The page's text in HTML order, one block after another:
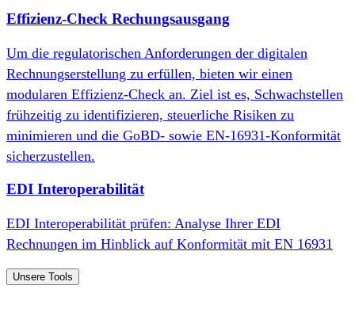
Effizienz-Check Rechungsausgang
Um die regulatorischen Anforderungen der digitalen
Rechnungserstellung zu erfüllen, bieten wir einen
modularen Effizienz‑Check an. Ziel ist es, Schwachstellen
frühzeitig zu identifizieren, steuerliche Risiken zu
minimieren und die GoBD‑ sowie EN‑16931‑Konformität
sicherzustellen.
EDI Interoperabilität
EDI Interoperabilität prüfen: Analyse Ihrer EDI
Rechnungen im Hinblick auf Konformität mit EN 16931
Unsere Tools